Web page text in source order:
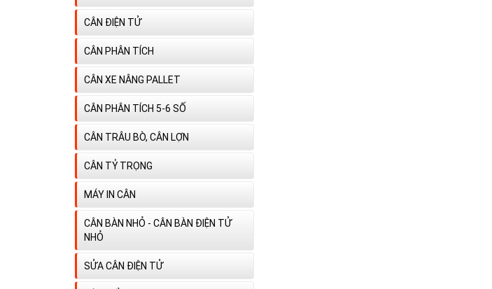
CÂN ĐIỆN TỬ
CÂN PHÂN TÍCH
CÂN XE NÂNG PALLET
CÂN PHÂN TÍCH 5-6 SỐ
CÂN TRÂU BÒ, CÂN LỢN
CÂN TỶ TRỌNG
MÁY IN CÂN
CÂN BÀN NHỎ - CÂN BÀN ĐIỆN TỬ
NHỎ
SỬA CÂN ĐIỆN TỬ